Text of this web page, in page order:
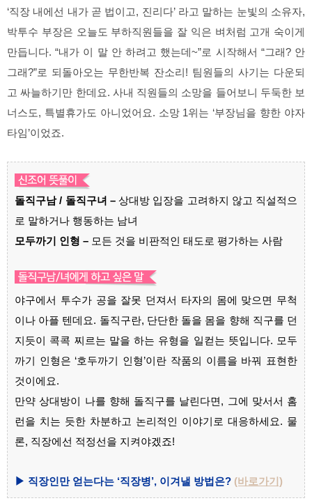
‘직장 내에선 내가 곧 법이고, 진리다’ 라고 말하는 눈빛의 소유자,
박투수 부장은 오늘도 부하직원들을 잘 익은 벼처럼 고개 숙이게
만듭니다. “내가 이 말 안 하려고 했는데~”로 시작해서 “그래? 안
그래?”로 되돌아오는 무한반복 잔소리! 팀원들의 사기는 다운되
고 싸늘하기만 한데요. 사내 직원들의 소망을 들어보니 두둑한 보
너스도, 특별휴가도 아니었어요. 소망 1위는 ‘부장님을 향한 야자
타임’이었죠.
돌직구남 / 돌직구녀 –상대방 입장을 고려하지 않고 직설적으
로 말하거나 행동하는 남녀
모두까기 인형 – 모든 것을 비판적인 태도로 평가하는 사람
야구에서 투수가 공을 잘못 던져서 타자의 몸에 맞으면 무척
이나 아플 텐데요. 돌직구란, 단단한 돌을 몸을 향해 직구를 던
지듯이 콕콕 찌르는 말을 하는 유형을 일컫는 뜻입니다. 모두
까기 인형은 ‘호두까기 인형’이란 작품의 이름을 바꿔 표현한
것이에요.
만약 상대방이 나를 향해 돌직구를 날린다면, 그에 맞서서 홈
런을 치는 듯한 차분하고 논리적인 이야기로 대응하세요. 물
론, 직장에선 적정선을 지켜야겠죠!
▶ 직장인만 얻는다는 ‘직장병’, 이겨낼 방법은? (바로가기)